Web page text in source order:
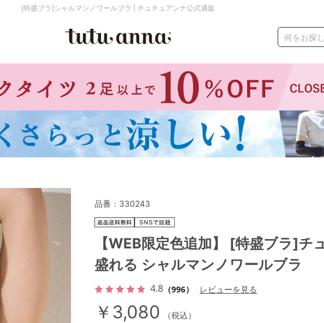
[特盛ブラ]シャルマンノワールブラ | チュチュアンナ公式通販
何をお探
パジャマ
ストッキング
価格帯から探す
～999円
2,000～2,999円
セールアイテムから探す
セールアイテム
その他から探す
品番： 330243
【WEB限定色追加】 [特盛ブラ]チ
盛れる シャルマンノワールブラ
4.8 （996） レビューを見る
￥3,080
（税込）